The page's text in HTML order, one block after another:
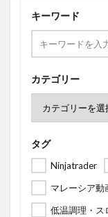
キーワード
カテゴリー
タグ
Ninjatrader
マレーシア動
低温調理・ス